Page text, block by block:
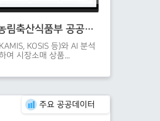
[제10회 농림축산식품부 공공데이터 활용 창업경진대회 수상작] 어글리픽팀
KOSIS 등)와 AI 분석
여 시장소매 상품...
주요 공공데이터